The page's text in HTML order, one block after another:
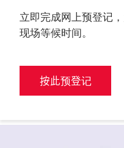
立即完成网上预登记
现场等候时间。
按此预登记
2026年6月9至11日
中国，深圳